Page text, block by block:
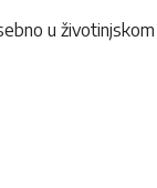
u